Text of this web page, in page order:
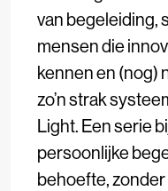
van begeleiding,
mensen die
kennen en (nog)
zo’n strak
Light. Een serie
persoonlijke
behoefte,